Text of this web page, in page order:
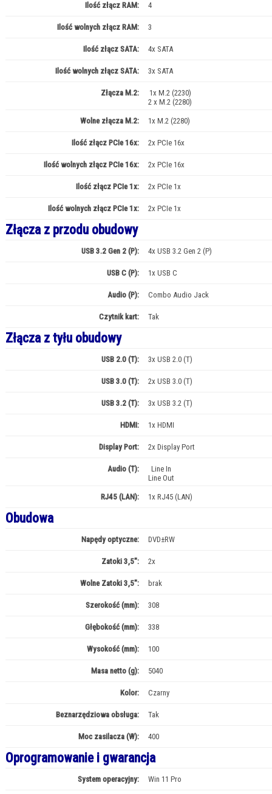
Ilość złącz RAM: 4
Ilość wolnych złącz RAM: 3
Ilość złącz SATA: 4x SATA
Ilość wolnych złącz SATA: 3x SATA
Złącza M.2:
1x M.2 (2230)
2 x M.2 (2280)
Wolne złącza M.2: 1x M.2 (2280)
Ilość złącz PCIe 16x: 2x PCIe 16x
Ilość wolnych złącz PCIe 16x: 2x PCIe 16x
Ilość złącz PCIe 1x: 2x PCIe 1x
Ilość wolnych złącz PCIe 1x: 2x PCIe 1x
Złącza z przodu obudowy
USB 3.2 Gen 2 (P): 4x USB 3.2 Gen 2 (P)
USB C (P): 1x USB C
Audio (P): Combo Audio Jack
Czytnik kart: Tak
Złącza z tyłu obudowy
USB 2.0 (T): 3x USB 2.0 (T)
USB 3.0 (T): 2x USB 3.0 (T)
USB 3.2 (T): 3x USB 3.2 (T)
HDMI: 1x HDMI
Display Port: 2x Display Port
Audio (T):
Line In
Line Out
RJ45 (LAN): 1x RJ45 (LAN)
Obudowa
Napędy optyczne: DVD±RW
Zatoki 3,5": 2x
Wolne Zatoki 3,5": brak
Szerokość (mm): 308
Głębokość (mm): 338
Wysokość (mm): 100
Masa netto (g): 5040
Kolor: Czarny
Beznarzędziowa obsługa: Tak
Moc zasilacza (W): 400
Oprogramowanie i gwarancja
System operacyjny: Win 11 Pro